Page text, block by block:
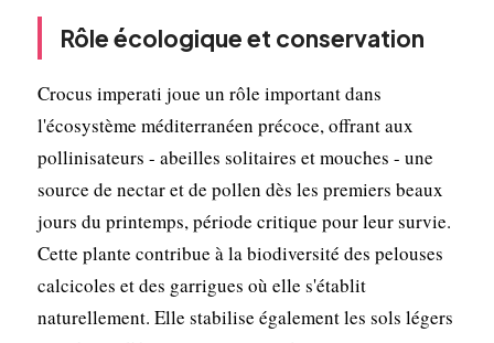
Rôle écologique et conservation
Crocus imperati joue un rôle important dans
l'écosystème méditerranéen précoce, offrant aux
pollinisateurs - abeilles solitaires et mouches - une
source de nectar et de pollen dès les premiers beaux
jours du printemps, période critique pour leur survie.
Cette plante contribue à la biodiversité des pelouses
calcicoles et des garrigues où elle s'établit
naturellement. Elle stabilise également les sols légers